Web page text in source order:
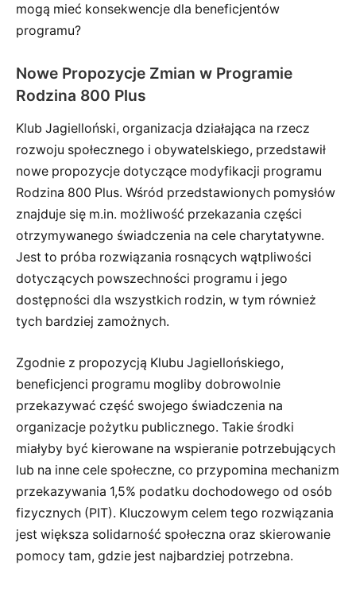
mogą mieć konsekwencje dla beneficjentów
programu?
Nowe Propozycje Zmian w Programie
Rodzina 800 Plus
Klub Jagielloński, organizacja działająca na rzecz
rozwoju społecznego i obywatelskiego, przedstawił
nowe propozycje dotyczące modyfikacji programu
Rodzina 800 Plus. Wśród przedstawionych pomysłów
znajduje się m.in. możliwość przekazania części
otrzymywanego świadczenia na cele charytatywne.
Jest to próba rozwiązania rosnących wątpliwości
dotyczących powszechności programu i jego
dostępności dla wszystkich rodzin, w tym również
tych bardziej zamożnych.
Zgodnie z propozycją Klubu Jagiellońskiego,
beneficjenci programu mogliby dobrowolnie
przekazywać część swojego świadczenia na
organizacje pożytku publicznego. Takie środki
miałyby być kierowane na wspieranie potrzebujących
lub na inne cele społeczne, co przypomina mechanizm
przekazywania 1,5% podatku dochodowego od osób
fizycznych (PIT). Kluczowym celem tego rozwiązania
jest większa solidarność społeczna oraz skierowanie
pomocy tam, gdzie jest najbardziej potrzebna.